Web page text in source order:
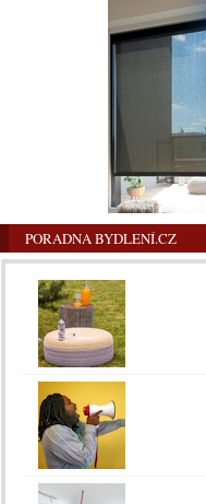
PORADNA BYDLENÍ.CZ